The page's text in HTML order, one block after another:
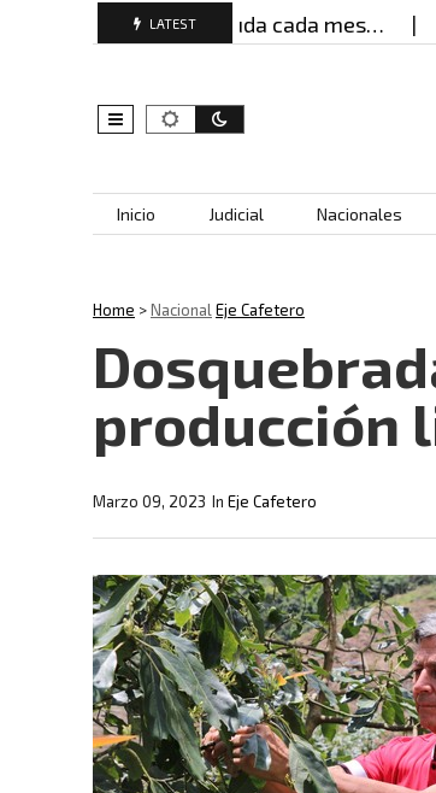
LATEST
mujeres buscan ayuda cada mes…
Skip to content
Inicio Judicial Nacionales
Home >NacionalEje Cafetero
producción
In Eje Cafetero
Marzo 09, 2023